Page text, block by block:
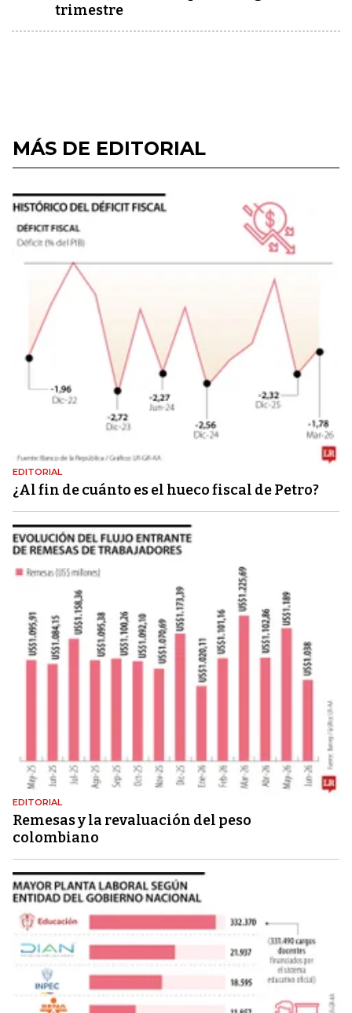
trimestre
MÁS DE EDITORIAL
EDITORIAL
¿Al fin de cuánto es el hueco fiscal de Petro?
EDITORIAL
Remesas y la revaluación del peso
colombiano